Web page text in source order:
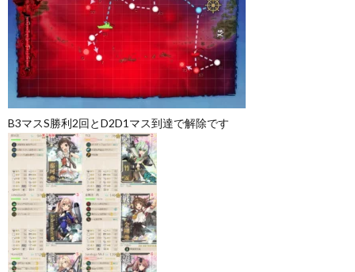
B3マスS勝利2回とD2D1マス到達で解除です